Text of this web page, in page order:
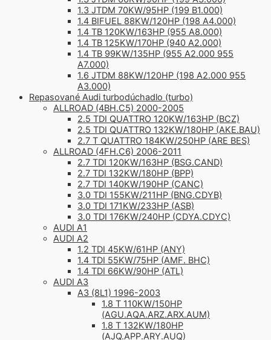
1.3 JTDM 70KW/95HP (199 B1.000)
1.4 BIFUEL 88KW/120HP (198 A4.000)
1.4 TB 120KW/163HP (955 A8.000)
1.4 TB 125KW/170HP (940 A2.000)
1.4 TB 99KW/135HP (955 A2.000 955
A7.000)
1.6 JTDM 88KW/120HP (198 A2.000 955
A3.000)
Repasované Audi turbodúchadlo (turbo)
ALLROAD (4BH.C5) 2000-2005
2.5 TDI QUATTRO 120KW/163HP (BCZ)
2.5 TDI QUATTRO 132KW/180HP (AKE.BAU)
2.7 T QUATTRO 184KW/250HP (ARE BES)
ALLROAD (4FH.C6) 2006-2011
2.7 TDI 120KW/163HP (BSG.CAND)
2.7 TDI 132KW/180HP (BPP)
2.7 TDI 140KW/190HP (CANC)
3.0 TDI 155KW/211HP (BNG.CDYB)
3.0 TDI 171KW/233HP (ASB)
3.0 TDI 176KW/240HP (CDYA.CDYC)
AUDI A1
AUDI A2
1.2 TDI 45KW/61HP (ANY)
1.4 TDI 55KW/75HP (AMF. BHC)
1.4 TDI 66KW/90HP (ATL)
AUDI A3
A3 (8L1) 1996-2003
1.8 T 110KW/150HP
(AGU.AQA.ARZ.ARX.AUM)
1.8 T 132KW/180HP
(AJQ.APP.ARY.AUQ)